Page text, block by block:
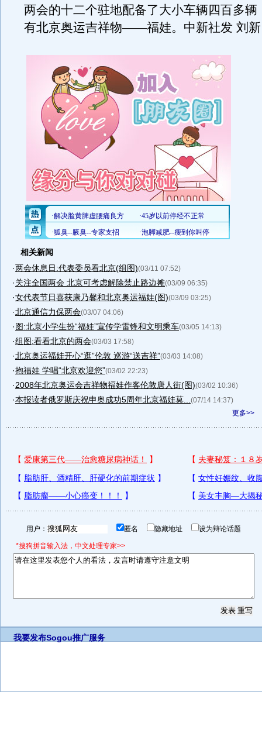
两会的十二个驻地配备了大小车辆四百多辆
有北京奥运吉祥物——福娃。中新社发 刘
相关新闻
·两会休息日:代表委员看北京(组图)(03/11 07:52)
·关注全国两会 北京可考虑解除禁止路边摊(03/09 06:35)
·女代表节日喜获康乃馨和北京奥运福娃(图)(03/09 03:25)
·北京通信力保两会(03/07 04:06)
·图:北京小学生扮“福娃”宣传学雷锋和文明乘车(03/05 14:13)
·组图:看看北京的两会(03/03 17:58)
·北京奥运福娃开心“逛”伦敦 巡游“送吉祥”(03/03 14:08)
·抱福娃 学唱“北京欢迎您”(03/02 22:23)
·2008年北京奥运会吉祥物福娃作客伦敦唐人街(图)(03/02 10:36)
·本报读者俄罗斯庆祝申奥成功5周年北京福娃莫... (07/14 14:37)
更多>>
用户： 匿名 隐藏地址 设为辩论话题
*搜狗拼音输入法，中文处理专家>>
我要发布Sogou推广服务